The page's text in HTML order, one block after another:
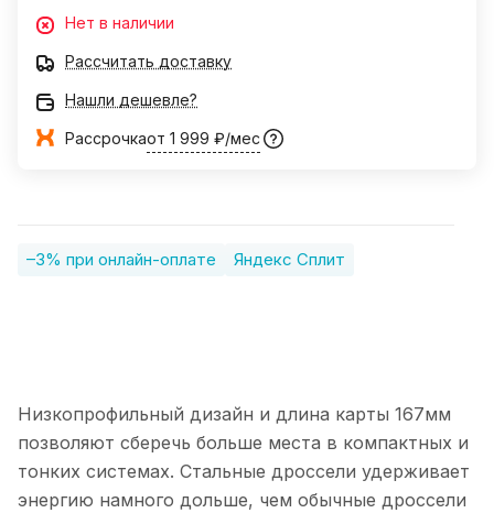
Нет в наличии
Рассчитать доставку
Нашли дешевле?
Рассрочкаот 1 999 ₽/мес
–3% при онлайн-оплате Яндекс Сплит
Низкопрофильный дизайн и длина карты 167мм
позволяют сберечь больше места в компактных и
тонких системах. Стальные дроссели удерживает
энергию намного дольше, чем обычные дроссели